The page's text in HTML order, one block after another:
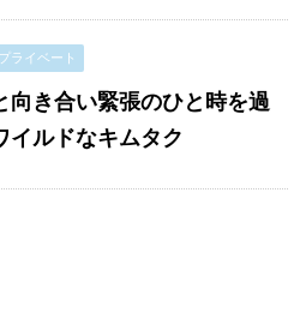
ライベート
向き合い緊張のひと時を過
イルドなキムタク